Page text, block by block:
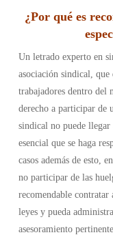
¿Por qué es
Un letrado experto en
asociación sindical, que
trabajadores dentro del
derecho a participar de
sindical no puede llegar
esencial que se haga
casos además de esto,
no participar de las
recomendable contratar
leyes y pueda
asesoramiento